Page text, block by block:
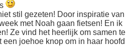
stil gezeten! Door inspiratie van
met Noah gaan fietsen! En ik
Ze vind het heerlijk om samen te
een joehoe knop om in haar hoofd